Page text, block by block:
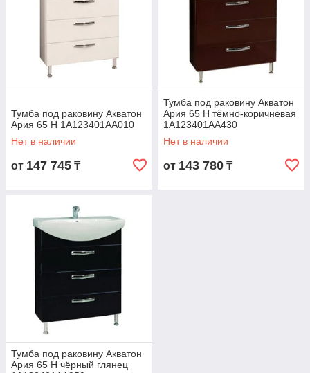
Тумба под раковину Акватон
Ария 65 Н 1A123401AA010
Нет в наличии
от 147 745 ₸
Тумба под раковину Акватон
Ария 65 Н тёмно-коричневая
1A123401AA430
Нет в наличии
от 143 780 ₸
Тумба под раковину Акватон
Ария 65 Н чёрный глянец